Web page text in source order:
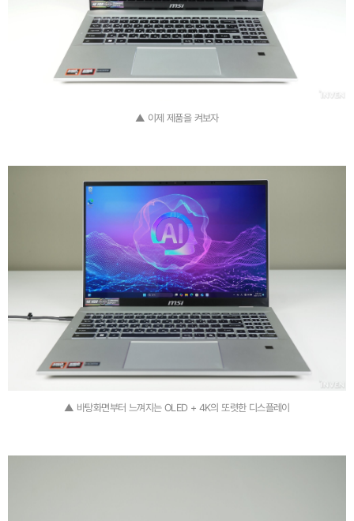
▲ 이제 제품을 켜보자
▲ 바탕화면부터 느껴지는 OLED + 4K의 또렷한 디스플레이